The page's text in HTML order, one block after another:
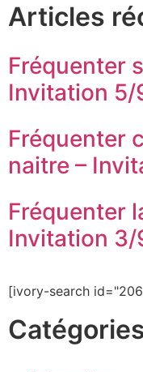
Articles
Fréquenter
Invitation 5/
Fréquenter
naitre –
Fréquenter
Invitation 3/
[ivory-search